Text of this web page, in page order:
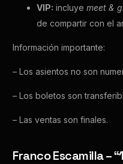
VIP: incluyemeet &
de compartir con el
Información importante:
– Los asientos no son
– Los boletos son
– Las ventas son finales.
Franco Escamilla –